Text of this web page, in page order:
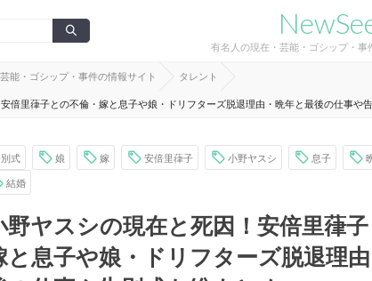
有名人の現在・芸能・ゴシップ・事
能・ゴシップ・事件の情報サイト タレント
倍里葎子との不倫・嫁と息子や娘・ドリフターズ脱退理由・晩年と最後の仕事や
式 娘 嫁 安倍里葎子 小野ヤスシ 息子
結婚
野ヤスシの現在と死因！安倍里葎子
と息子や娘・ドリフターズ脱退理